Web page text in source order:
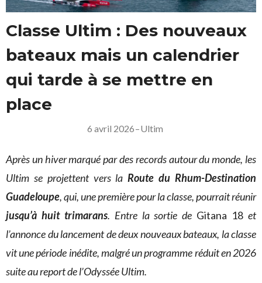
Classe Ultim : Des nouveaux
bateaux mais un calendrier
qui tarde à se mettre en
place
6 avril 2026–Ultim
Après un hiver marqué par des records autour du monde, les
Ultim se projettent vers laRoute du Rhum-Destination
Guadeloupe, qui, une première pour la classe, pourrait réunir
jusqu’à huit trimarans. Entre la sortie de Gitana 18 et
l’annonce du lancement de deux nouveaux bateaux, la classe
vit une période inédite, malgré un programme réduit en 2026
suite au report de l’Odyssée Ultim.